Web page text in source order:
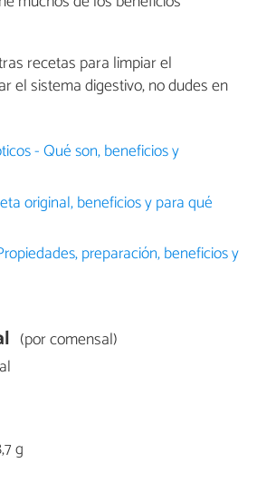
recetas para limpiar el
el sistema digestivo, no dudes en
- Qué son, beneficios y
original, beneficios y para qué
preparación, beneficios y
(por comensal)
g